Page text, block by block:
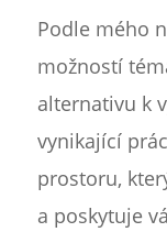
Podle mého
možností
alternativu k
vynikající
prostoru,
a poskytuje